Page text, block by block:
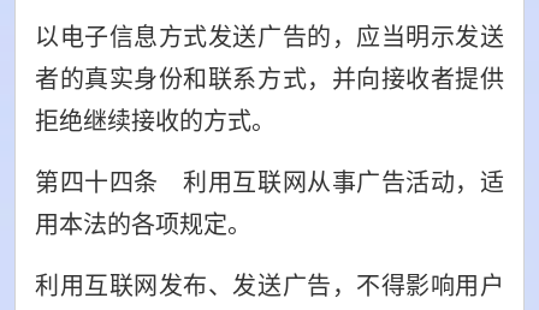
以电子信息方式发送广告的，应当明示发送
者的真实身份和联系方式，并向接收者提供
拒绝继续接收的方式。
第四十四条 利用互联网从事广告活动，适
用本法的各项规定。
利用互联网发布、发送广告，不得影响用户